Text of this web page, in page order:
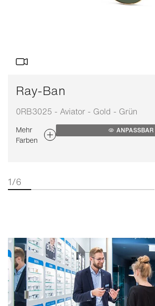
Ray-Ban
0RB3025 - Aviator - Gold - Grün
Mehr
Farben
ANPASSBAR
1/6